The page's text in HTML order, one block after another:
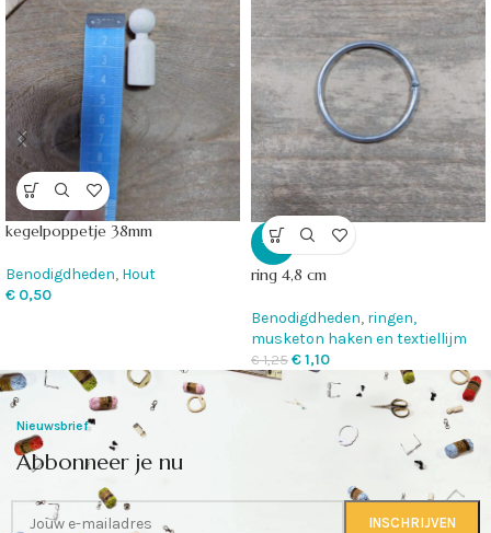
kegelpoppetje 38mm
Benodigdheden, Hout
€ 0,50
-12%
ring 4,8 cm
Benodigdheden, ringen,
musketon haken en textiellijm
€1,25 €1,10
Nieuwsbrief
Abbonneer je nu